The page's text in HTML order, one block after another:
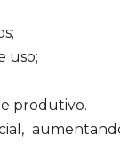
uso;
produtivo.